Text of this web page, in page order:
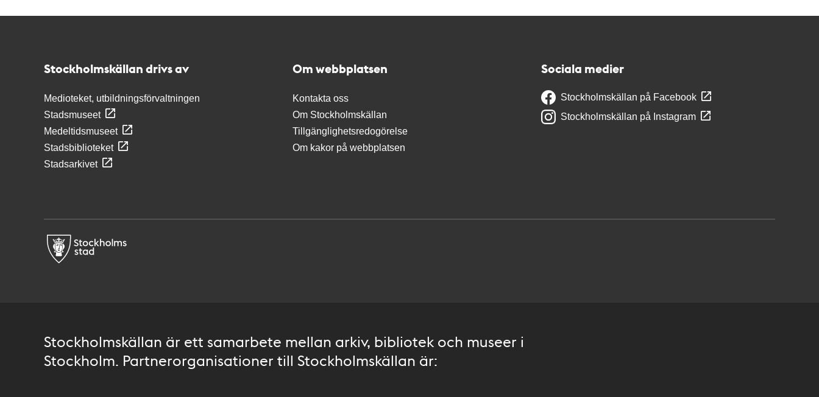
Stockholmskällan drivs av
Medioteket, utbildningsförvaltningen
Stadsmuseet
Medeltidsmuseet
Stadsbiblioteket
Stadsarkivet
Om webbplatsen
Kontakta oss
Om Stockholmskällan
Tillgänglighetsredogörelse
Om kakor på webbplatsen
Sociala medier
Stockholmskällan på Facebook
Stockholmskällan på Instagram
Stockholmskällan är ett samarbete mellan arkiv, bibliotek och museer i
Stockholm. Partnerorganisationer till Stockholmskällan är: